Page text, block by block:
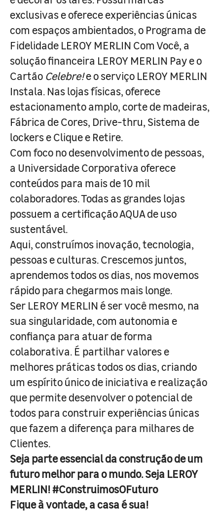
exclusivas e oferece experiências únicas
com espaços ambientados, o Programa de
Fidelidade LEROY MERLIN Com Você, a
solução financeira LEROY MERLIN Pay e o
Cartão Celebre!e o serviço LEROY MERLIN
Instala. Nas lojas físicas, oferece
estacionamento amplo, corte de madeiras,
Fábrica de Cores, Drive-thru, Sistema de
lockers e Clique e Retire.
Com foco no desenvolvimento de pessoas,
a Universidade Corporativa oferece
conteúdos para mais de 10 mil
colaboradores. Todas as grandes lojas
possuem a certificação AQUA de uso
sustentável.
Aqui, construímos inovação, tecnologia,
pessoas e culturas. Crescemos juntos,
aprendemos todos os dias, nos movemos
rápido para chegarmos mais longe.
Ser LEROY MERLIN é ser você mesmo, na
sua singularidade, com autonomia e
confiança para atuar de forma
colaborativa. É partilhar valores e
melhores práticas todos os dias, criando
um espírito único de iniciativa e realização
que permite desenvolver o potencial de
todos para construir experiências únicas
que fazem a diferença para milhares de
Clientes.
Seja parte essencial da construção de um
futuro melhor para o mundo. Seja LEROY
MERLIN! #ConstruimosOFuturo
Fique à vontade, a casa é sua!